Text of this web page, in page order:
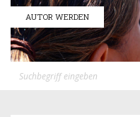
AUTOR WERDEN